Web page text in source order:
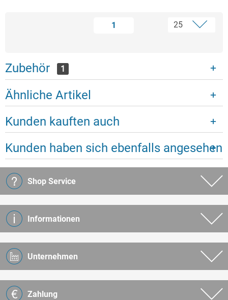
1
Zubehör 1
Ähnliche Artikel
Kunden kauften auch
Kunden haben sich ebenfalls angesehen
Shop Service
Informationen
Unternehmen
Zahlung